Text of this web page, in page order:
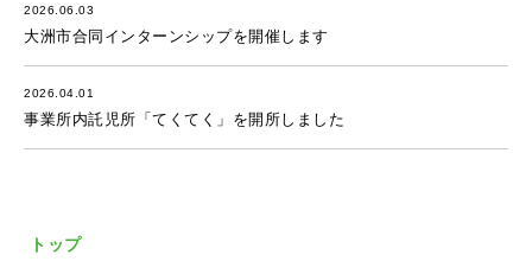
2026.06.03
大洲市合同インターンシップを開催します
2026.04.01
事業所内託児所「てくてく」を開所しました
トップ